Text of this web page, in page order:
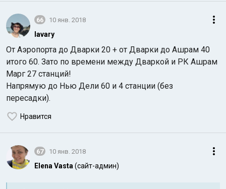
66 10 янв. 2018
lavary
От Аэропорта до Дварки 20 + от Дварки до Ашрам 40
итого 60. Зато по времени между Дваркой и РК Ашрам
Марг 27 станций!
Напрямую до Нью Дели 60 и 4 станции (без
пересадки).
Нравится
67 10 янв. 2018
Elena Vasta (сайт-админ)